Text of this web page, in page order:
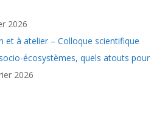
2026
et à atelier – Colloque scientifique
écosystèmes, quels atouts pour
2026